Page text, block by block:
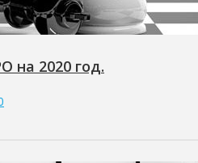
на 2020 год.